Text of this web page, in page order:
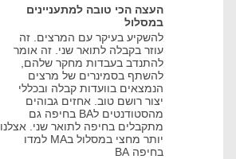
העצה הכי טובה למתעניינים
במסלול
להשקיע בעיקר עם המרצים. זה
עוזר בקבלה לתואר שני. זה אומר
להתנדב בעבדות מחקר שלהם,
להשתף בסמינרים של מרצים
הנמצאים בוועדות קבלה ובכללי
יצור רושם טוב. אחזים גבוהים
מהסטודנטים לBA בחיפה גם
מתקבלים בחיפה לתואר שני. אצלנו
יותר מחצי במסלול בMA למדו
בחיפה BA